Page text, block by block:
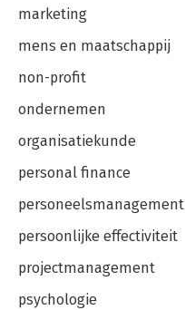
marketing
mens en maatschappij
non-profit
ondernemen
organisatiekunde
personal finance
personeelsmanagement
persoonlijke effectiviteit
projectmanagement
psychologie